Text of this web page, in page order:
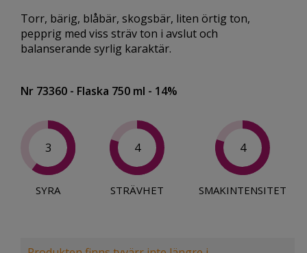
Torr, bärig, blåbär, skogsbär, liten örtig ton,
pepprig med viss sträv ton i avslut och
balanserande syrlig karaktär.
Nr 73360 - Flaska 750 ml - 14%
3
SYRA
4
STRÄVHET
4
SMAKINTENSITET